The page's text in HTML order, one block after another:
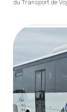
du Transport de